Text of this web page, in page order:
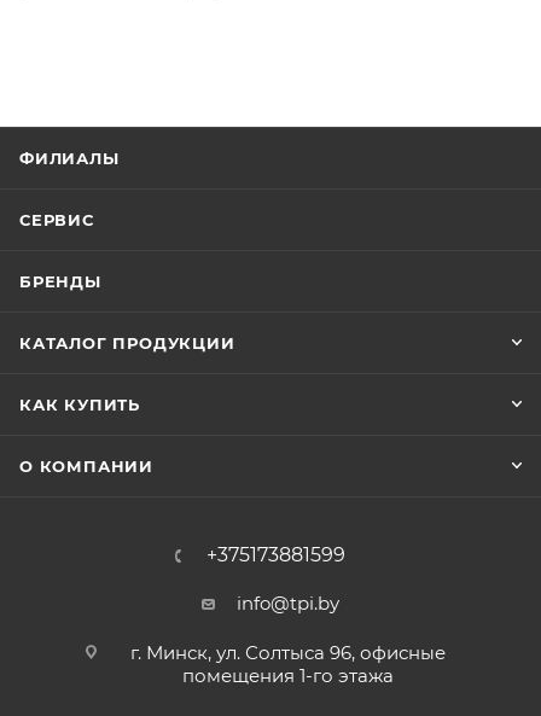
ФИЛИАЛЫ
СЕРВИС
БРЕНДЫ
КАТАЛОГ ПРОДУКЦИИ
КАК КУПИТЬ
О КОМПАНИИ
+375173881599
info@tpi.by
г. Минск, ул. Солтыса 96, офисные
помещения 1-го этажа